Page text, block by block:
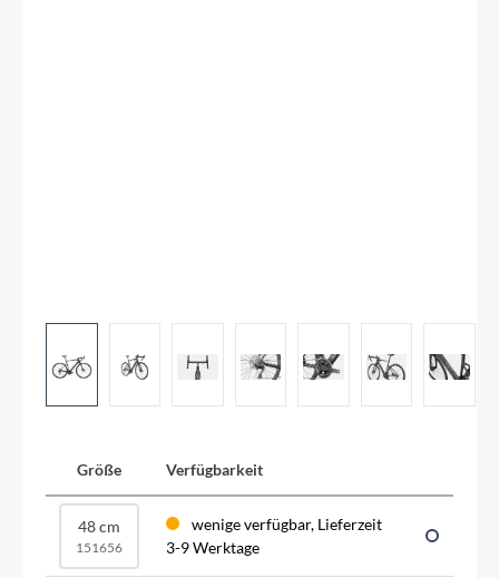
Größe Verfügbarkeit
48 cm
151656
wenige verfügbar, Lieferzeit
3-9 Werktage